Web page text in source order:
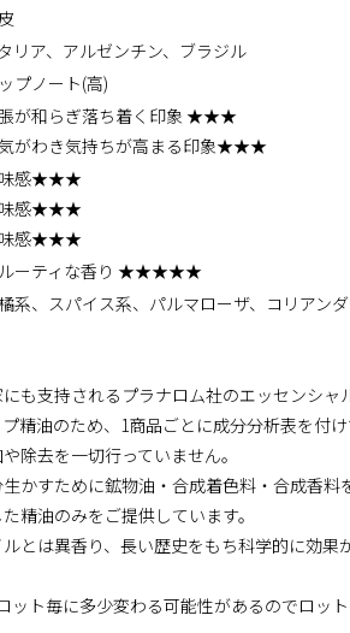
リア、アルゼンチン、ブラジル
プノート(高)
が和らぎ落ち着く印象 ★★★
がわき気持ちが高まる印象★★★
感★★★
感★★★
感★★★
ーティな香り ★★★★★
系、スパイス系、パルマローザ、コリアン
も支持されるプラナロム社のエッセンシャ
精油のため、1商品ごとに成分分析表を付け
除去を一切行っていません。
かすために鉱物油・合成着色料・合成香料
精油のみをご提供しています。
とは異香り、長い歴史をもち科学的に効
ト毎に多少変わる可能性があるのでロット